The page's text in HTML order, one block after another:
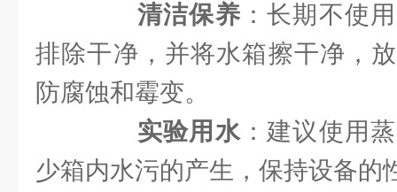
清洁保养：长期不使
排除干净，并将水箱擦干净，
防腐蚀和霉变。
实验用水：建议使用
少箱内水污的产生，保持设备的